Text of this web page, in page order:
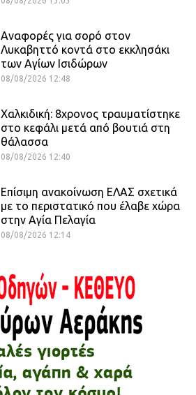
Αναφορές για σορό στον
Λυκαβηττό κοντά στο εκκλησάκι
των Αγίων Ισιδώρων
08/08/2026 12:48
Χαλκιδική: 8χρονος τραυματίστηκε
στο κεφάλι μετά από βουτιά στη
θάλασσα
08/08/2026 12:40
Επίσιμη ανακοίνωση ΕΛΑΣ σχετικά
με το περιστατικό που έλαβε χώρα
στην Αγία Πελαγία
08/08/2026 12:14